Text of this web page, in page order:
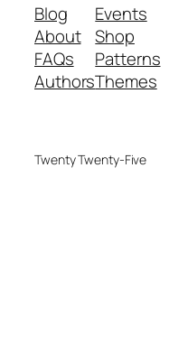
Blog
About
FAQs
Authors
Events
Shop
Patterns
Themes
Twenty Twenty-Five